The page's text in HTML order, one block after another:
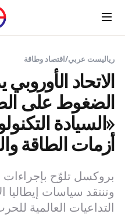
Menu
رياليست عربي/اقتصاد وطاقة
الاتحاد
الضغوط على
«السيادة
أزمات الطاقة
بروكسل تلوّح
وتنتقد سياسات إيطاليا
التداعيات العالمية